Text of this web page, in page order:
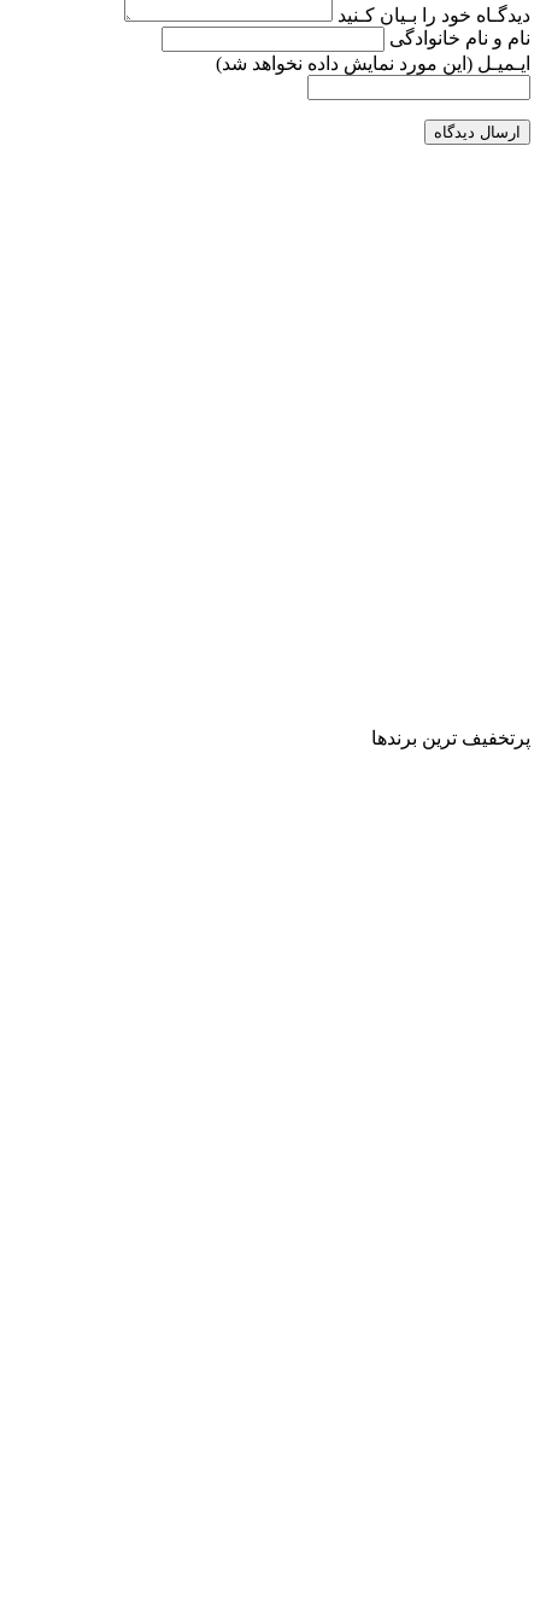
دیدگـاه خود را بـیان کـنید
نام و نام خانوادگی
ایـمیـل (این مورد نمایش داده نخواهد شد)
ارسال دیدگاه
پرتخفیف ترین برندها